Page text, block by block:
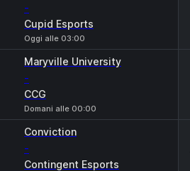
-
Cupid Esports
Oggi alle 03:00
Maryville University
-
CCG
Domani alle 00:00
Conviction
-
Contingent Esports